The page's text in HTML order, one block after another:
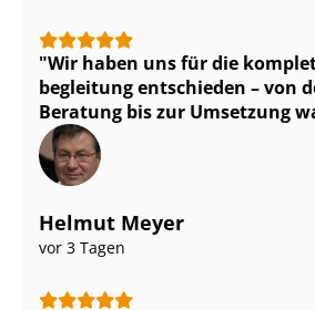
Wir haben uns für die
be­glei­tung entschieden – von
Beratung bis zur Umsetzung
Helmut Meyer
vor 3 Tagen